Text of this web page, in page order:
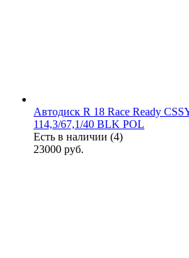
Автодиск R 18 Race Ready
114,3/67,1/40 BLK POL
Есть в наличии (4)
23000 руб.